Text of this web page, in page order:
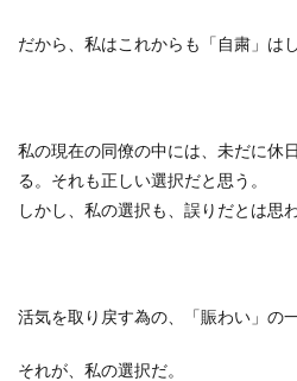
だから、私はこれからも「自粛」はし
私の現在の同僚の中には、未だに休
る。それも正しい選択だと思う。
しかし、私の選択も、誤りだとは思わ
活気を取り戻す為の、「賑わい」の
それが、私の選択だ。